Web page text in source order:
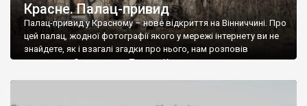
Красне. Палац-привид
Палац-привид у Красному – нове відкриття на Вінниччині. Про
цей палац, жодної фотографії якого у мережі інтернету ви не
знайдете, як і взагалі згадки про нього, нам розповів
мешканець Самгородка. Палац у Красному вразив не лише